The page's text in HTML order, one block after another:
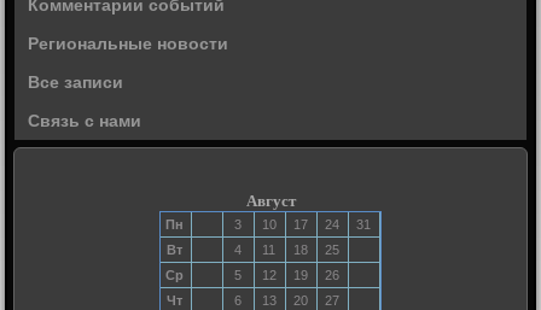
Комментарии событий
Региональные новости
Все записи
Связь с нами
Август
Пн 3 10 17 24
31
Вт
4 11 18
25
Ср
5 12 19
26
Чт
6 13 20
27